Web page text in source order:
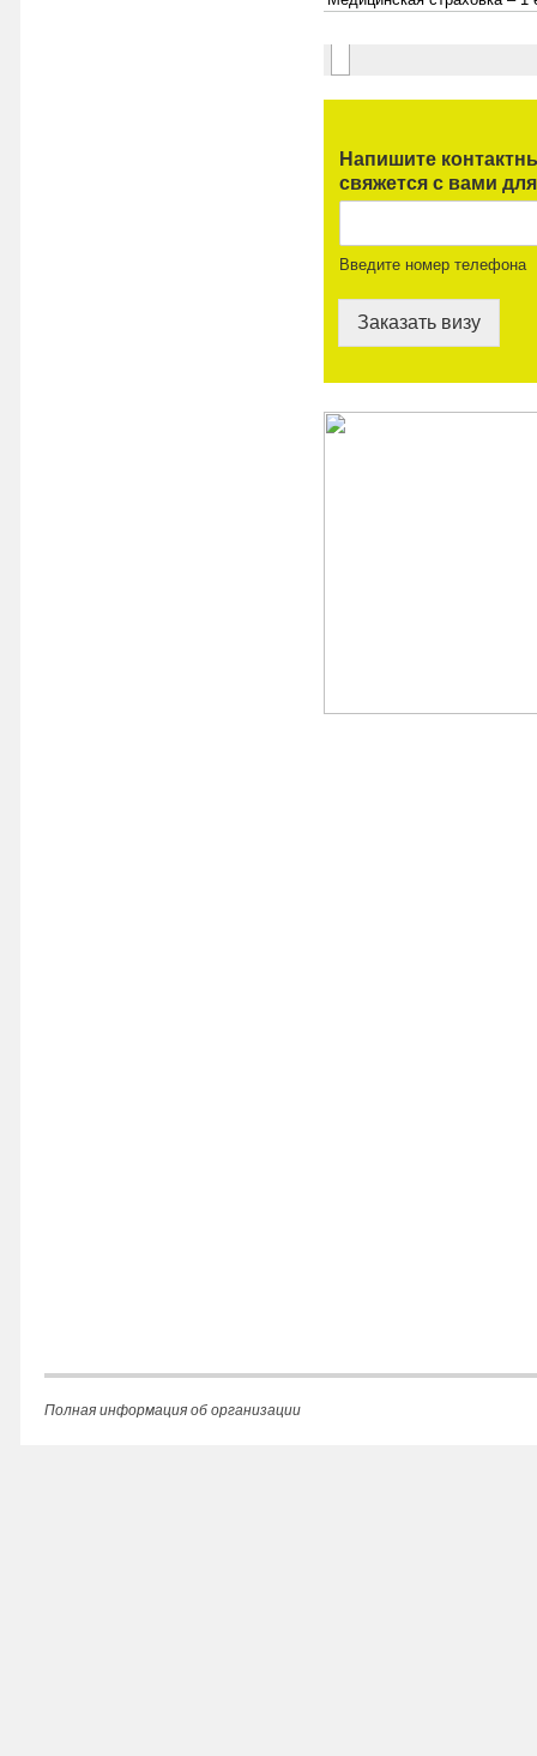
Напишите
свяжется с вами
Введите номер телефона
Заказать визу
Полная информация об организации